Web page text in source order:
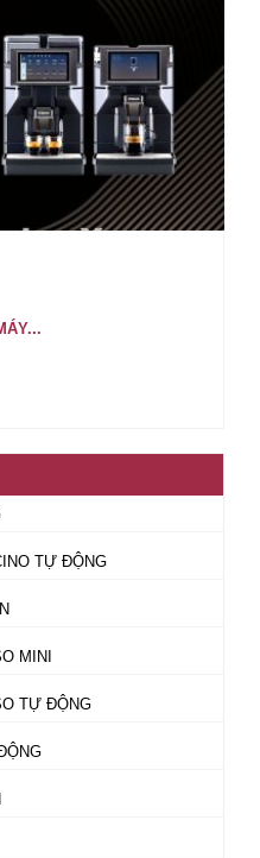
TỰ ĐỘNG
MINI
TỰ ĐỘNG